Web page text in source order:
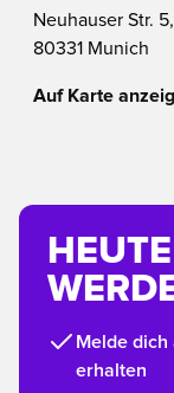
Neuhauser Str. 5,
80331 Munich
Auf Karte
Melde
erhalten